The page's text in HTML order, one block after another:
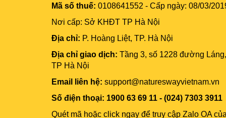
Mã số thuế: 0108641552 - Cấp ngày: 08/03/
Nơi cấp: Sở KHĐT TP Hà Nội
Địa chỉ: P. Hoàng Liệt, TP. Hà Nội
Địa chỉ giao dịch: Tầng 3, số 1228 đường
TP Hà Nội
Email liên hệ: support@natureswayvietnam.vn
Số điện thoại: 1900 63 69 11 - (024) 7303 3911
Quét mã hoặc click ngay để truy cập Zalo OA